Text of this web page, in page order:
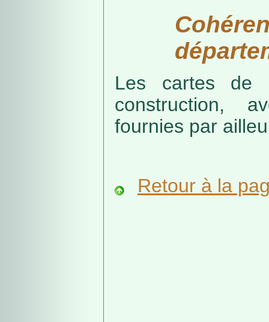
Les cartes de
construction,
fournies par
Retour à la